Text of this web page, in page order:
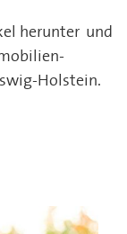
herunter und
Holstein.